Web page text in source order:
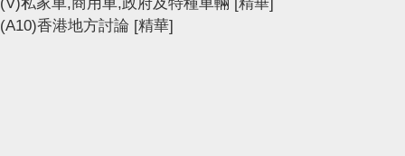
(A10)香港地方討論 [精華]